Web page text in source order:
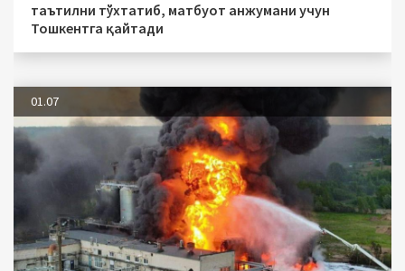
таътилни тўхтатиб, матбуот анжумани учун
Тошкентга қайтади
01.07